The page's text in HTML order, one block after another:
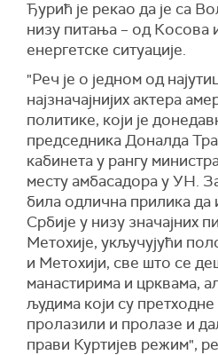
Ђурић је рекао да је са
низу питања – од Косова
енергетске ситуације.
"Реч је о једном од
најзначајнијих актера
политике, који је
председника Доналда
кабинета у рангу
месту амбасадора у УН.
била одлична прилика
Србије у низу значајних
Метохије, укључујући
и Метохији, све што се
манастирима и црквама,
људима који су
пролазили и пролазе и
прави Куртијев режим",